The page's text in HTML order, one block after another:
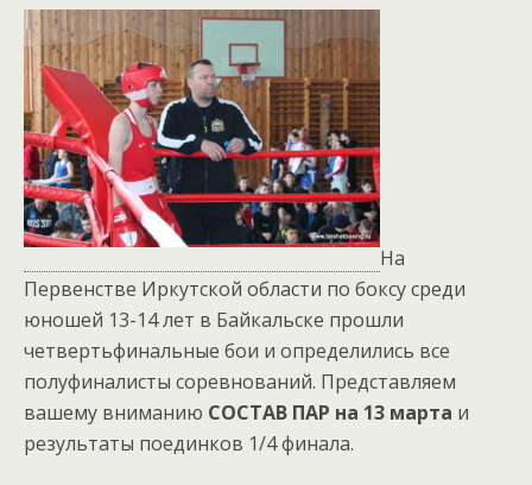
На
Первенстве Иркутской области по боксу среди
юношей 13-14 лет в Байкальске прошли
четвертьфинальные бои и определились все
полуфиналисты соревнований. Представляем
вашему вниманию СОСТАВ ПАР на 13 марта и
результаты поединков 1/4 финала.